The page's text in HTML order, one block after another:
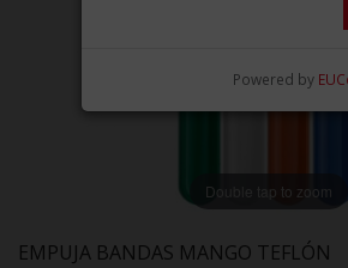
Double tap to zoom
EMPUJA BANDAS MANGO TEFLÓN
Powered by